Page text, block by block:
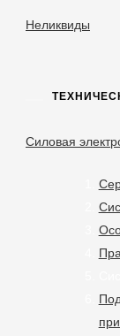
Неликвиды
Силовая